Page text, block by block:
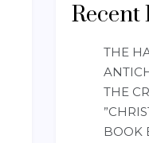
Recent
THE
THE
BOOK